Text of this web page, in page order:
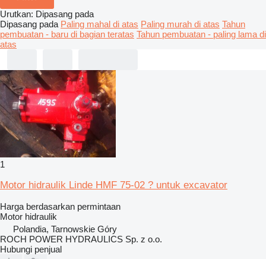
Urutkan: Dipasang pada
Dipasang pada Paling mahal di atas Paling murah di atas Tahun
pembuatan - baru di bagian teratas Tahun pembuatan - paling lama di
atas
1
Motor hidraulik Linde HMF 75-02 ? untuk excavator
Harga berdasarkan permintaan
Motor hidraulik
Polandia, Tarnowskie Góry
ROCH POWER HYDRAULICS Sp. z o.o.
Hubungi penjual